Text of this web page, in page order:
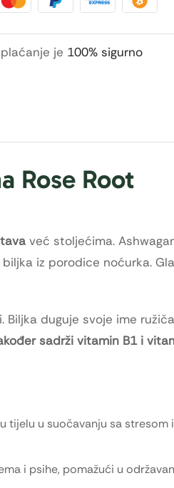
je 100% sigurno
Rose Root
već stoljećima.
iz porodice noćurka.
Biljka duguje svoje ime
sadrži vitamin B1 i
tijelu u suočavanju sa stresom i
i psihe, pomažući u